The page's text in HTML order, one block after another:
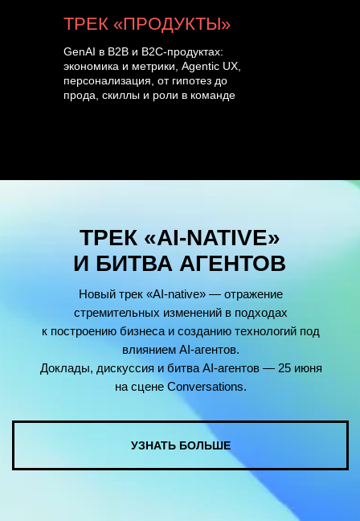
ТРЕК «ПРОДУКТЫ»
GenAI в B2B и B2C-продуктах:
экономика и метрики, Agentic UX,
персонализация, от гипотез до
прода, скиллы и роли в команде